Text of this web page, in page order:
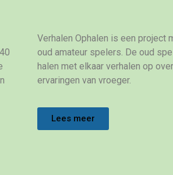
Verhalen Ophalen is een project
oud amateur spelers. De oud
halen met elkaar verhalen op
ervaringen van vroeger.
Lees meer